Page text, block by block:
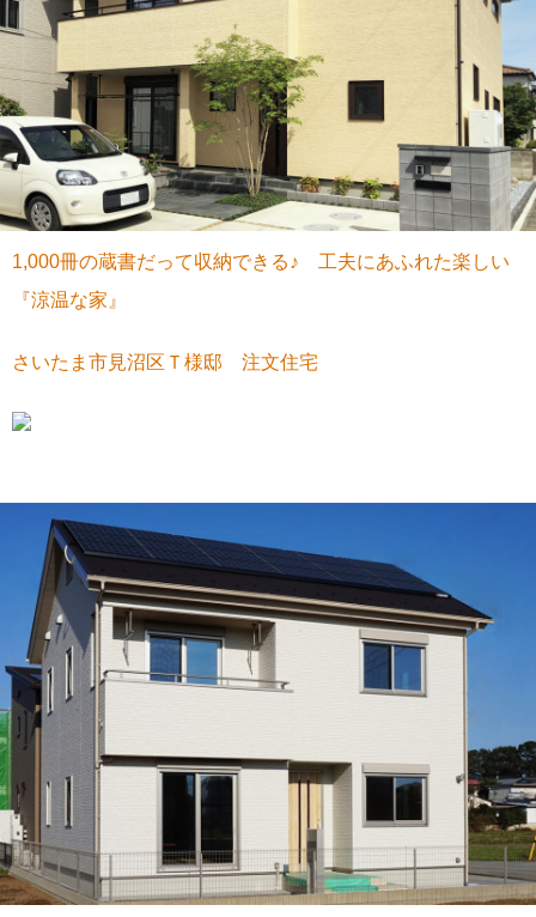
1,000冊の蔵書だって収納できる♪ 工夫にあふれた楽しい
『涼温な家』
さいたま市見沼区Ｔ様邸 注文住宅